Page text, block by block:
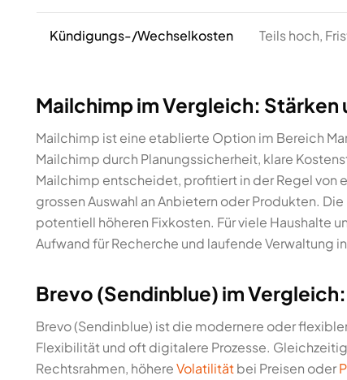
Kündigungs-/Wechselkosten Teils hoch,
Mailchimp im Vergleich: Stärken
Mailchimp ist eine etablierte Option im Bereich
Mailchimp durch Planungssicherheit, klare
Mailchimp entscheidet, profitiert in der Regel von
grossen Auswahl an Anbietern oder Produkten.
potentiell höheren Fixkosten. Für viele Haushalte
Aufwand für Recherche und laufende Verwaltung
Brevo (Sendinblue) im
Brevo (Sendinblue) ist die modernere oder
Flexibilität und oft digitalere Prozesse.
Rechtsrahmen, höhereVolatilitätbei Preisen oder